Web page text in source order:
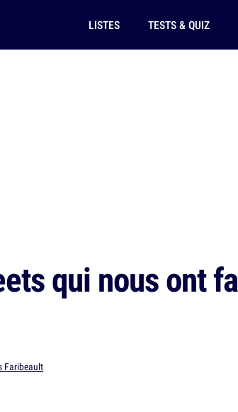
LISTES TESTS & QUIZ
qui nous ont
Faribeault